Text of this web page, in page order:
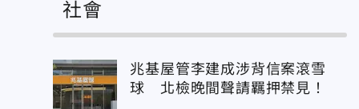
社會
兆基屋管李建成涉背信案滾雪
球 北檢晚間聲請羈押禁見！